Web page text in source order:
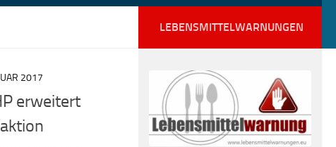
2017
erweitert
LEBENSMITTELWARNUNGEN